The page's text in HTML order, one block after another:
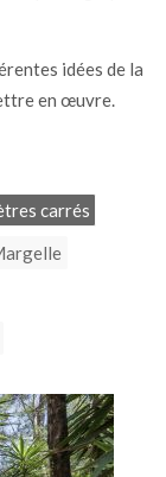
idées de la
en œuvre.
carrés